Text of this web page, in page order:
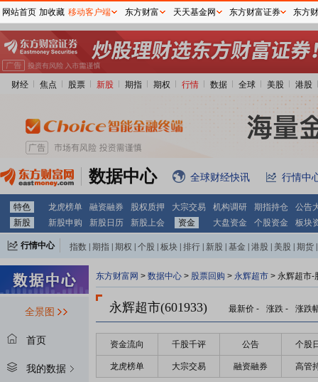
财经 焦点 股票 新股 期指 期权 行情 数据 全球 美股 港股
数据中心 全球财经快讯 行情中
特色 龙虎榜单 融资融券 股权质押 大宗交易 机构调研 期指持仓
公告
新股
新股申购 新股日历 新股上会 资金 大盘资金 个股资金 板块
行情中心 指数 期指 期权 个股 板块 排行 新股 基金 港股 美股 期货
全景图
首页
我的数据
东方财富网 > 数据中心 > 股票回购 > 永辉超市 > 永辉超市-
永辉超市(601933) 最新价 - 涨跌 - 涨跌
资金流向 千股千评 公告 个股
龙虎榜单 大宗交易 融资融券 高管
网站首页 加收藏 移动客户端 东方财富 天天基金网 东方财富证券 东方